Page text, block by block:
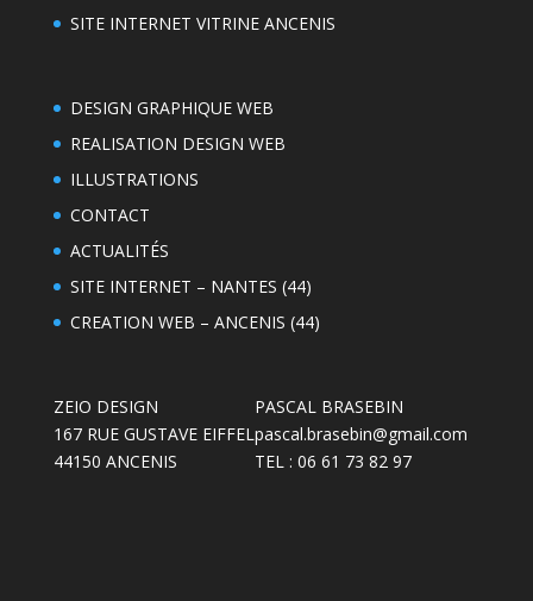
SITE INTERNET VITRINE ANCENIS
DESIGN GRAPHIQUE WEB
REALISATION DESIGN WEB
ILLUSTRATIONS
CONTACT
ACTUALITÉS
SITE INTERNET – NANTES (44)
CREATION WEB – ANCENIS (44)
ZEIO DESIGN
167 RUE GUSTAVE EIFFEL
44150 ANCENIS
PASCAL BRASEBIN
pascal.brasebin@gmail.com
TEL : 06 61 73 82 97